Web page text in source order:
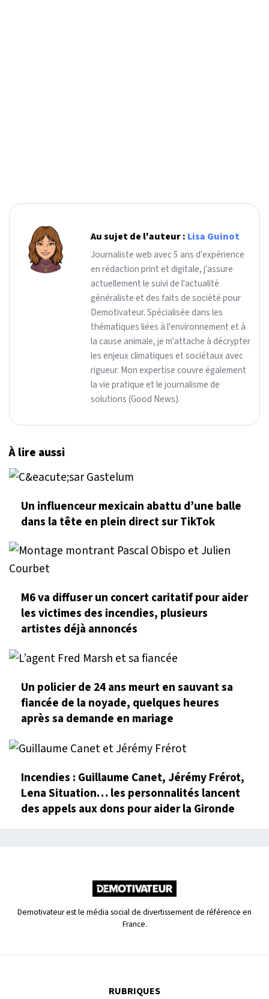
Au sujet de l'auteur : Lisa Guinot
Journaliste web avec 5 ans d'expérience
en rédaction print et digitale, j'assure
actuellement le suivi de l'actualité
généraliste et des faits de société pour
Demotivateur. Spécialisée dans les
thématiques liées à l'environnement et à
la cause animale, je m'attache à décrypter
les enjeux climatiques et sociétaux avec
rigueur. Mon expertise couvre également
la vie pratique et le journalisme de
solutions (Good News).
À lire aussi
Un influenceur mexicain abattu d’une balle
dans la tête en plein direct sur TikTok
M6 va diffuser un concert caritatif pour aider
les victimes des incendies, plusieurs
artistes déjà annoncés
Un policier de 24 ans meurt en sauvant sa
fiancée de la noyade, quelques heures
après sa demande en mariage
Incendies : Guillaume Canet, Jérémy Frérot,
Lena Situation… les personnalités lancent
des appels aux dons pour aider la Gironde
Demotivateur est le média social de divertissement de référence en
France.
RUBRIQUES